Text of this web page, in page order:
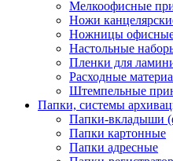
Мелкоофисные
Ножи
Ножницы
Настольные
Пленки для
Расходные
Штемпельные
Папки, системы
Папки-вкладыши
Папки картонные
Папки адресные